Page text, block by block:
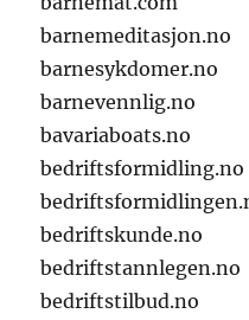
barnemeditasjon.no
barnesykdomer.no
barnevennlig.no
bavariaboats.no
bedriftsformidling.no
bedriftskunde.no
bedriftstannlegen.no
bedriftstilbud.no